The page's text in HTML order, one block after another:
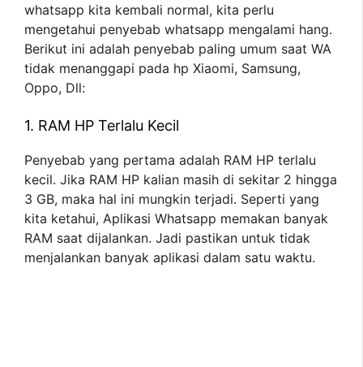
whatsapp kita kembali normal, kita perlu
mengetahui penyebab whatsapp mengalami hang.
Berikut ini adalah penyebab paling umum saat WA
tidak menanggapi pada hp Xiaomi, Samsung,
Oppo, Dll:
1. RAM HP Terlalu Kecil
Penyebab yang pertama adalah RAM HP terlalu
kecil. Jika RAM HP kalian masih di sekitar 2 hingga
3 GB, maka hal ini mungkin terjadi. Seperti yang
kita ketahui, Aplikasi Whatsapp memakan banyak
RAM saat dijalankan. Jadi pastikan untuk tidak
menjalankan banyak aplikasi dalam satu waktu.